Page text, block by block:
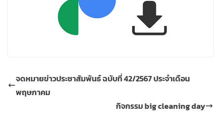
จดหมายข่าวประชาสัมพันธ์ ฉบับที่ 42/2567 ประจำเดือน
พฤษภาคม
กิจกรรม big cleaning day